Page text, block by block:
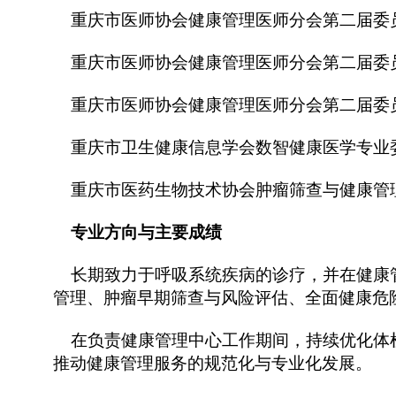
重庆市医师协会健康管理医师分会第二届
重庆市医师协会健康管理医师分会第二届
重庆市医师协会健康管理医师分会第二届
重庆市卫生健康信息学会数智健康医学专
重庆市医药生物技术协会肿瘤筛查与健康
专业方向与主要成绩
长期致力于呼吸系统疾病的诊疗，并在健康
管理、 肿瘤早期筛查与风险评估、 全面健康危
在负责健康管理中心工作期间，持续优化体
推动健康管理服务的规范化与专业化发展。